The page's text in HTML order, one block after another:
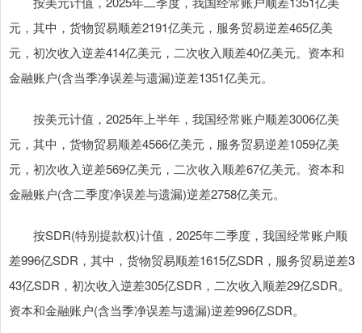
元，其中，货物贸易顺差2191亿美元，服务贸易逆差465亿美
元，初次收入逆差414亿美元，二次收入顺差40亿美元。资本和
金融账户(含当季净误差与遗漏)逆差1351亿美元。
按美元计值，2025年上半年，我国经常账户顺差3006亿美
元，其中，货物贸易顺差4566亿美元，服务贸易逆差1059亿美
元，初次收入逆差569亿美元，二次收入顺差67亿美元。资本和
金融账户(含二季度净误差与遗漏)逆差2758亿美元。
按SDR(特别提款权)计值，2025年二季度，我国经常账户顺
差996亿SDR，其中，货物贸易顺差1615亿SDR，服务贸易逆差3
43亿SDR，初次收入逆差305亿SDR，二次收入顺差29亿SDR。
资本和金融账户(含当季净误差与遗漏)逆差996亿SDR。